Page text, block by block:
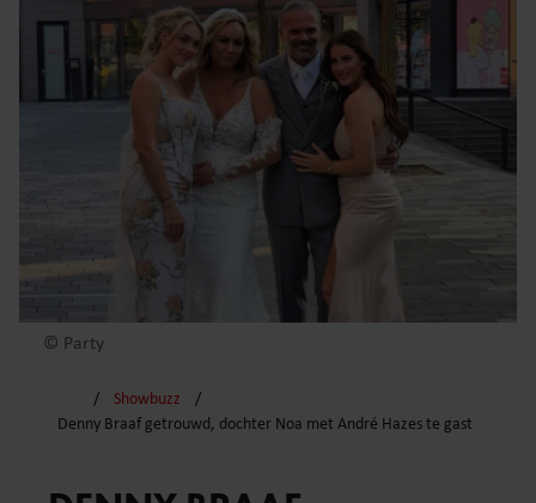
© Party
Showbuzz
Denny Braaf getrouwd, dochter Noa met André Hazes te gast